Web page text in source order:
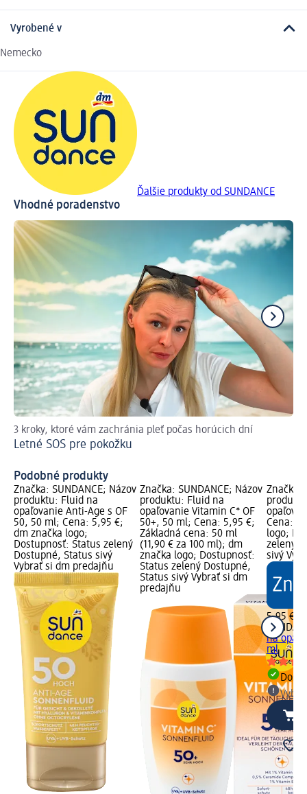
Vyrobené v
Nemecko
Ďalšie produkty od SUNDANCE
Vhodné poradenstvo
3 kroky, ktoré vám zachránia pleť počas horúcich dní
Letné SOS pre pokožku
Podobné produkty
Značka: SUNDANCE; Názov
produktu: Fluid na
opaľovanie Anti-Age s OF
50, 50 ml; Cena: 5,95 €;
dm značka logo;
Dostupnosť: Status zelený
Dostupné, Status sivý
Vybrať si dm predajňu
Značka: SUNDANCE; Názov
produktu: Fluid na
opaľovanie Vitamin C* OF
50+, 50 ml; Cena: 5,95 €;
Základná cena: 50 ml
(11,90 € za 100 ml); dm
značka logo; Dostupnosť:
Status zelený Dostupné,
Status sivý Vybrať si dm
predajňu
Značka:
Cena:
logo;
zelený
sivý
5,95 €
na
ml